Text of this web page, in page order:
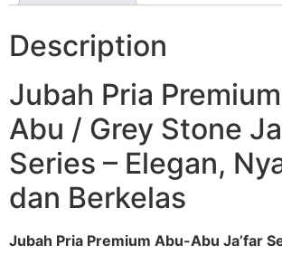
Description
Jubah Pria
Abu / Grey Stone
Series – Elegan,
dan Berkelas
Jubah Pria Premium Abu-Abu Ja’far